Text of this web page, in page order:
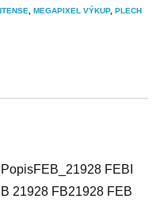
MEGAPIXEL VÝKUP, PLECH
FEBI
21928 FB21928 FEB